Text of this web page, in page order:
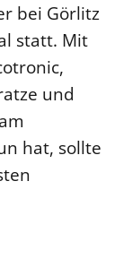
bei Görlitz
statt. Mit
und
hat, sollte